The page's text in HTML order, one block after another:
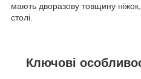
мають дворазову товщину ніжок,
столі.
Ключові